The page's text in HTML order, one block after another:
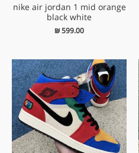
nike air jordan 1 mid orange
black white
₪599.00